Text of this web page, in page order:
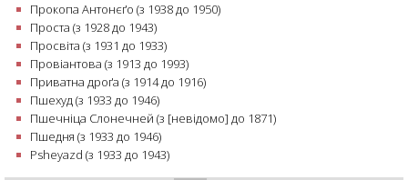
Прокопа Антонєґо (з 1938 до 1950)
Проста (з 1928 до 1943)
Просвіта (з 1931 до 1933)
Провіантова (з 1913 до 1993)
Приватна дроґа (з 1914 до 1916)
Пшехуд (з 1933 до 1946)
Пшечніца Слонечней (з [невідомо] до 1871)
Пшедня (з 1933 до 1946)
Psheyazd (з 1933 до 1943)